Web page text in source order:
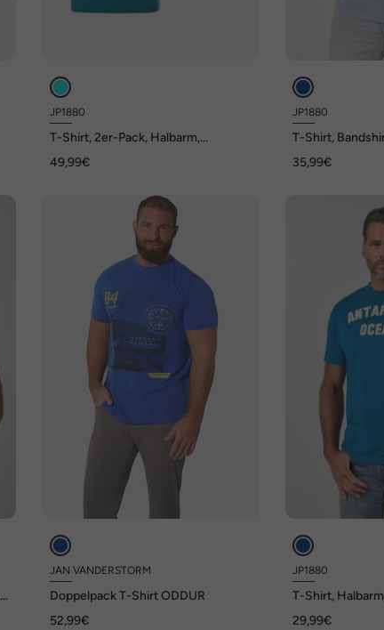
JP1880
T-Shirt, 2er-Pack, Halbarm,
49,99€
JP1880
T-Shirt,
35,99€
JAN VANDERSTORM
Doppelpack T-Shirt ODDUR
52,99€
JP1880
T-Shirt,
29,99€